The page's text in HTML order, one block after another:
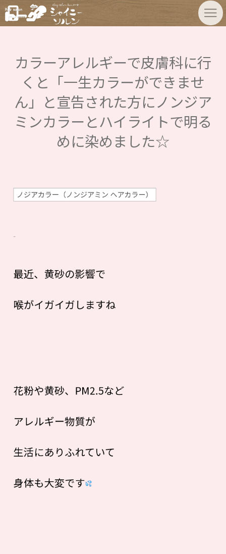
カラーアレルギーで皮膚科に行
くと「一生カラーができませ
ん」と宣告された方にノンジア
ミンカラーとハイライトで明る
めに染めました☆
ノジアカラー（ノンジアミン ヘアカラー）
最近、黄砂の影響で
喉がイガイガしますね
花粉や黄砂、PM2.5など
アレルギー物質が
生活にありふれていて
身体も大変です